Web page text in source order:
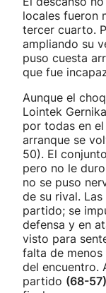
locales fueron
tercer cuarto.
ampliando su
puso cuesta
que fue
Aunque el
Lointek
por todas en
arranque se
50). El
pero no le
no se puso
de su rival.
partido; se
defensa y en
visto para
falta de
del encuentro.
partido (68-57)